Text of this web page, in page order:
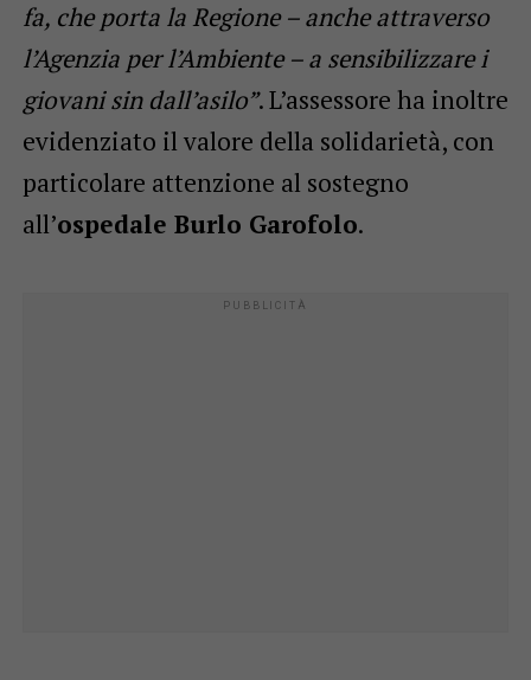
fa, che porta la Regione – anche attraverso
l’Agenzia per l’Ambiente – a sensibilizzare i
giovani sin dall’asilo”. L’assessore ha inoltre
evidenziato il valore della solidarietà, con
particolare attenzione al sostegno
all’ospedale Burlo Garofolo.